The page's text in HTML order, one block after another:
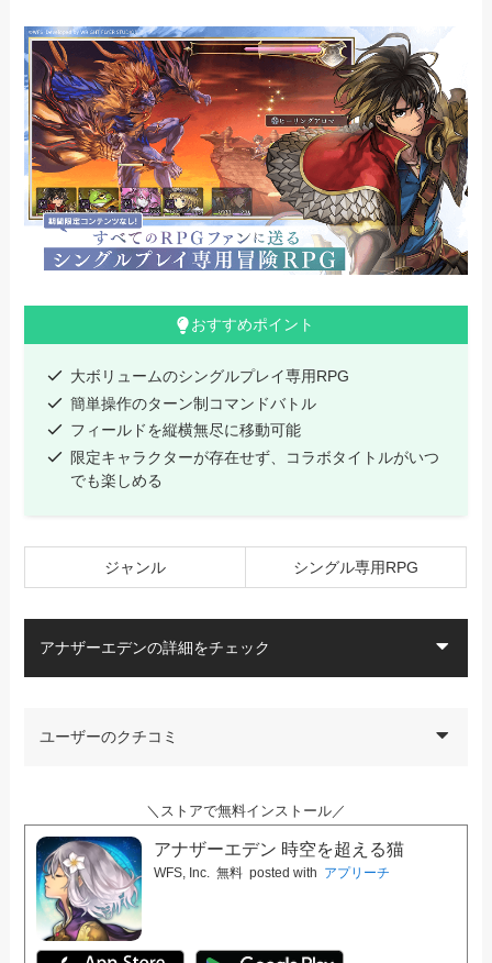
おすすめポイント
大ボリュームのシングルプレイ専用RPG
簡単操作のターン制コマンドバトル
フィールドを縦横無尽に移動可能
限定キャラクターが存在せず、コラボタイトルがいつ
でも楽しめる
ジャンル シングル専用RPG
アナザーエデンの詳細をチェック
ユーザーのクチコミ
＼ストアで無料インストール／
アナザーエデン 時空を超える猫
WFS, Inc. 無料 posted with アプリーチ